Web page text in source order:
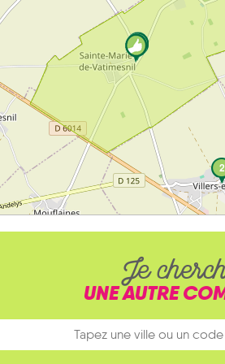
2
Je
UNE AUTRE